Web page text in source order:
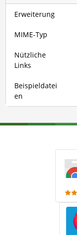
Erweiterung
MIME-Typ
Nützliche
Links
Beispieldatei
en